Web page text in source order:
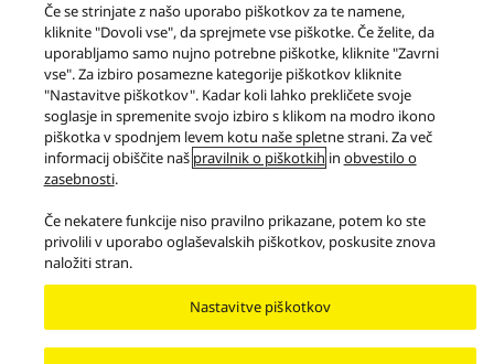
Poročilo o ovirah
EU Data Act
ZAKONSKO JAMSTVO
Area/Country
Avtorske pravice © 2026 Panasonic Marketing Europe GmbH
Če se strinjate z našo uporabo piškotkov za te namene,
kliknite "Dovoli vse", da sprejmete vse piškotke. Če želite, da
uporabljamo samo nujno potrebne piškotke, kliknite "Zavrni
vse". Za izbiro posamezne kategorije piškotkov kliknite
"Nastavitve piškotkov". Kadar koli lahko prekličete svoje
soglasje in spremenite svojo izbiro s klikom na modro ikono
piškotka v spodnjem levem kotu naše spletne strani. Za več
informacij obiščite naš pravilnik o piškotkih in obvestilo o
zasebnosti.
Če nekatere funkcije niso pravilno prikazane, potem ko ste
privolili v uporabo oglaševalskih piškotkov, poskusite znova
naložiti stran.
Nastavitve piškotkov